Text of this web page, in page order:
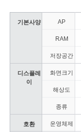
기본사양 AP
RAM
저장공간
디스플레
이
화면크기
해상도
종류
호환 운영체제